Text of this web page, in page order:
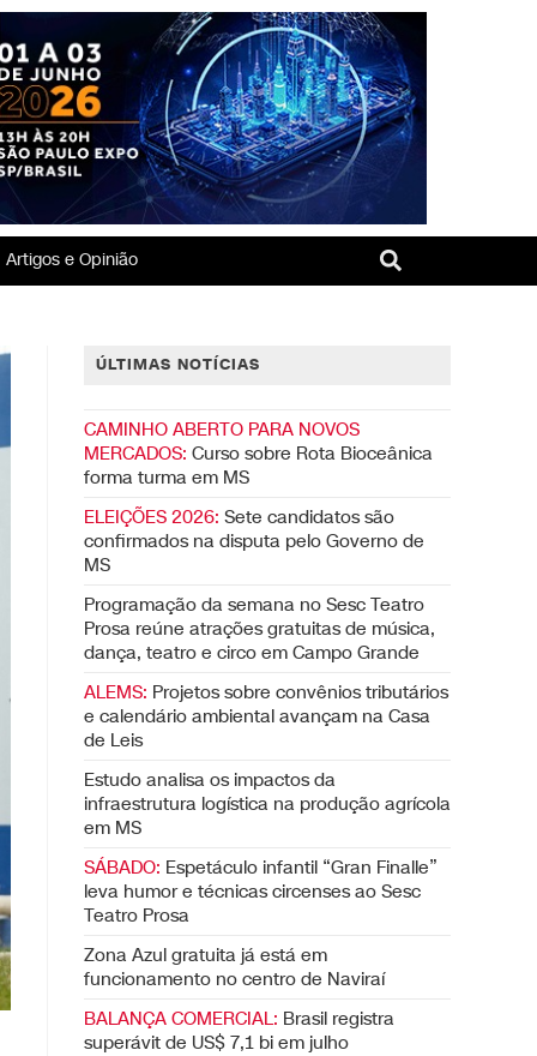
Artigos e Opinião
ÚLTIMAS NOTÍCIAS
CAMINHO ABERTO PARA NOVOS
MERCADOS: Curso sobre Rota Bioceânica
forma turma em MS
ELEIÇÕES 2026: Sete candidatos são
confirmados na disputa pelo Governo de
MS
Programação da semana no Sesc Teatro
Prosa reúne atrações gratuitas de música,
dança, teatro e circo em Campo Grande
ALEMS: Projetos sobre convênios tributários
e calendário ambiental avançam na Casa
de Leis
Estudo analisa os impactos da
infraestrutura logística na produção agrícola
em MS
SÁBADO: Espetáculo infantil “Gran Finalle”
leva humor e técnicas circenses ao Sesc
Teatro Prosa
Zona Azul gratuita já está em
funcionamento no centro de Naviraí
BALANÇA COMERCIAL: Brasil registra
superávit de US$ 7,1 bi em julho